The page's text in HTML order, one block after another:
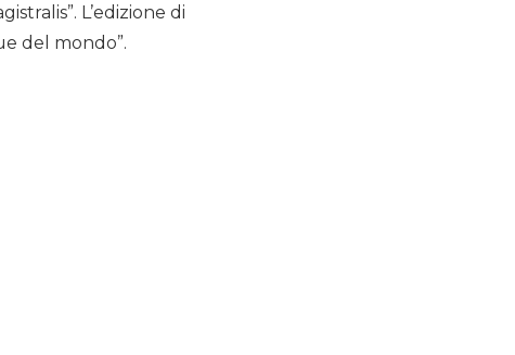
L’edizione di
del mondo”.